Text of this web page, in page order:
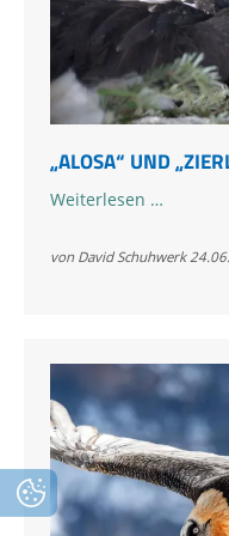
„ALOSA“ UND
Weiterlesen …„Alosa“
„Zierli“
von David Schuhwerk